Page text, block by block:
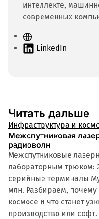
интеллекте,
современных
С
а LinkedIn
Читать дальше
Инфраструктура и
Межспутниковая
радиоволн
Межспутниковые
лабораторным трюком:
серийные терминалы
млн. Разбираем,
космосе и что станет
производство или софт.